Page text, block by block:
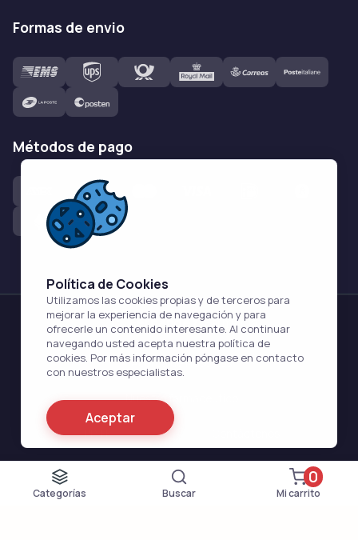
Categorías Buscar Mi carrito
0
formas de envio
métodos de pago
FernándezFarmacia
                      Acerca de Nosotros
                      Nuestro farmacéutico
                      PP. FF
                      Cómo hacer pedidos
                      Blog
Política de Cookies
Utilizamos las cookies propias y de terceros para
mejorar la experiencia de navegación y para
ofrecerle un contenido interesante. Al continuar
navegando usted acepta nuestra política de
cookies. Por más información póngase en contacto
con nuestros especialistas.
Aceptar